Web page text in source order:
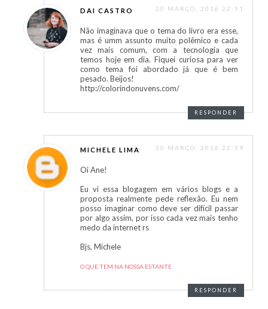
DAI CASTRO 20 MARÇO, 2016 22:51
Não imaginava que o tema do livro era esse,
mas é umm assunto muito polêmico e cada
vez mais comum, com a tecnologia que
temos hoje em dia. Fiquei curiosa para ver
como tema foi abordado já que é bem
pesado. Beijos!
http://colorindonuvens.com/
RESPONDER
MICHELE LIMA 20 MARÇO, 2016 22:59
Oi Ane!
Eu vi essa blogagem em vários blogs e a
proposta realmente pede reflexão. Eu nem
posso imaginar como deve ser difícil passar
por algo assim, por isso cada vez mais tenho
medo da internet rs
Bjs, Michele
O QUE TEM NA NOSSA ESTANTE
RESPONDER